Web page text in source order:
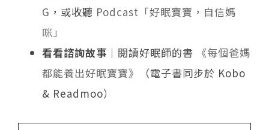
G ，或收聽 Podcast「好眠寶寶，自信媽
咪」
看看諮詢故事 ｜閱讀好眠師的書 《每個爸媽
都能養出好眠寶寶》
（電子書同步於 Kobo
& Readmoo）